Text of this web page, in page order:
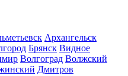
Архангельск
Брянск Видное
Волгоград Волжский
Дмитров